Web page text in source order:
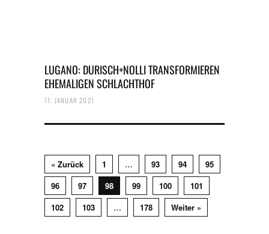
LUGANO: DURISCH+NOLLI TRANSFORMIEREN
EHEMALIGEN SCHLACHTHOF
11. JANUAR 2021
« Zurück 1 … 93 94
95
96
97 98 99 100
101
102
103 … 178 Weiter »